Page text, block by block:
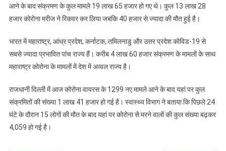
आने के बाद संक्रमण के कुल मामले 19 लाख 65 हजार हो गए थे। कुल 13 लाख 28
हजार कोरोना मरीज ने रिकवर कर लिया जबकि 40 हजार से ज्यादा की मौत हुई है।
भारत में महाराष्ट्र, आंध्र प्रदेश, कर्नाटक, तमिलनाडु और उत्तर प्रदेश कोविड-19 से
सबसे ज्यादा प्रभावित पांच राज्य हैं। करीब 4 लाख 60 हजार संक्रमण के मामलों के साथ
महाराष्ट्र कोरोना के मामलों में देश में अव्वल राज्य है।
राजधानी दिल्ली में आज कोरोना वायरस के 1299 नए मामले आने के बाद यहां पर कुल
संक्रमितों की संख्या 1 लाख 41 हजार हो गई है। स्वास्थ्य विभाग ने बताया कि पिछले 24
घंटे के दौरान 15 लोगों की मौत के बाद यहां पर कोरोना से मरने वालों की कुल संख्या बढ़कर
4,059 हो गई है।